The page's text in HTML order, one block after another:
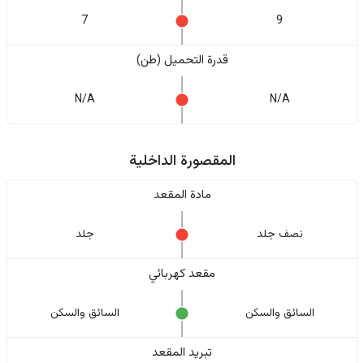
9
7
قدرة التحميل (طن)
N/A
N/A
المقصورة الداخلية
مادة المقعد
نصف جلد جلد
مقعد كهربائي
السائق والسکن السائق والسکن
تبريد المقعد